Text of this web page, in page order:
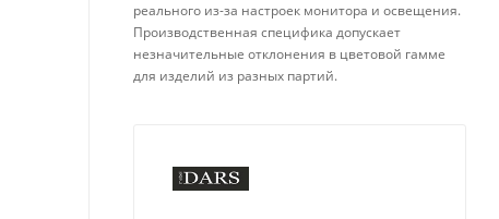
реального из-за настроек монитора и освещения.
Производственная специфика допускает
незначительные отклонения в цветовой гамме
для изделий из разных партий.